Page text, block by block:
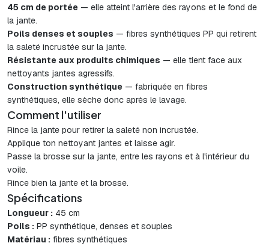
45 cm de portée — elle atteint l'arrière des rayons et le fond de
la jante.
Poils denses et souples — fibres synthétiques PP qui retirent
la saleté incrustée sur la jante.
Résistante aux produits chimiques — elle tient face aux
nettoyants jantes agressifs.
Construction synthétique — fabriquée en fibres
synthétiques, elle sèche donc après le lavage.
Comment l'utiliser
Rince la jante pour retirer la saleté non incrustée.
Applique ton nettoyant jantes et laisse agir.
Passe la brosse sur la jante, entre les rayons et à l'intérieur du
voile.
Rince bien la jante et la brosse.
Spécifications
Longueur : 45 cm
Poils : PP synthétique, denses et souples
Matériau : fibres synthétiques